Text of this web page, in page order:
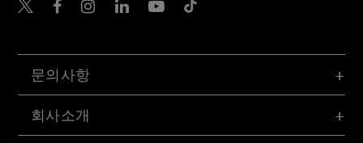
문의사항
회사소개